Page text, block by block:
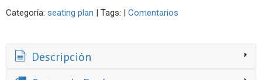
Categoría: seating plan | Tags: | Comentarios
Descripción